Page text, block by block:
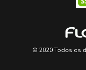
© 2020 Todos os